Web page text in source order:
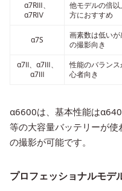
α7RⅢ、
α7RⅣ
他モデルの倍
方におすすめ
α7S
画素数は低い
の撮影向き
α7Ⅱ、α7Ⅲ、
α7Ⅲ
性能のバラン
心者向き
α6600は、基本性能は
等の大容量バッテリーが
の撮影が可能です。
プロフェッショナルモデ